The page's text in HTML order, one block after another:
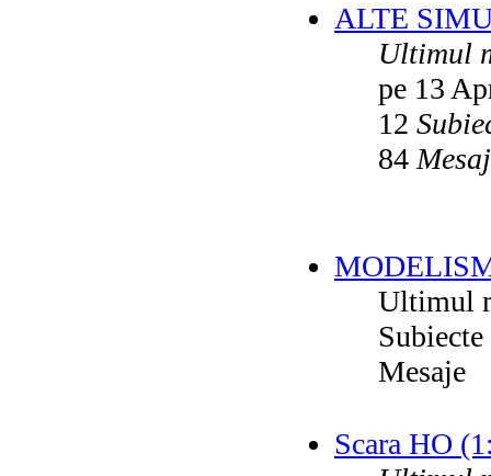
ALTE
Ultimul
pe 13
12
84
Ultimul
Subiecte
Mesaje
Scara HO